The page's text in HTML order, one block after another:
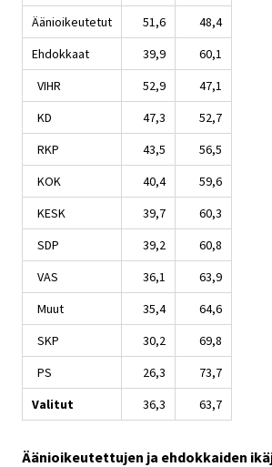
Äänioikeutetut
51,6
48,4
Ehdokkaat
39,9
60,1
VIHR
52,9
47,1
KD
47,3
52,7
RKP
43,5
56,5
KOK
40,4
59,6
KESK
39,7
60,3
SDP
39,2
60,8
VAS
36,1
63,9
Muut
35,4
64,6
SKP
30,2
69,8
PS
26,3
73,7
Valitut
36,3 63,7
Äänioikeutettujen ja ehdokkaiden